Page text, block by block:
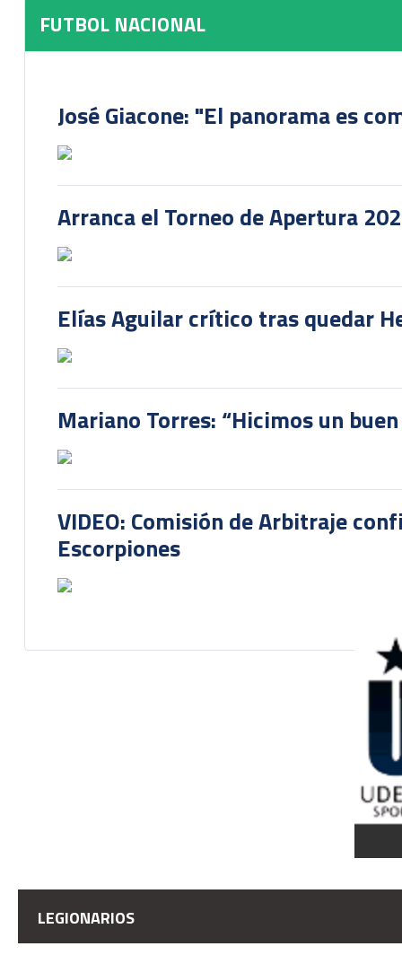
FUTBOL NACIONAL
José Giacone: "El panorama es
Arranca el Torneo de Apertura
Elías Aguilar crítico tras quedar
Mariano Torres: “Hicimos un
VIDEO: Comisión de Arbitraje
Escorpiones
LEGIONARIOS